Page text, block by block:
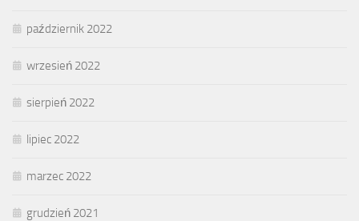
październik 2022
wrzesień 2022
sierpień 2022
lipiec 2022
marzec 2022
grudzień 2021